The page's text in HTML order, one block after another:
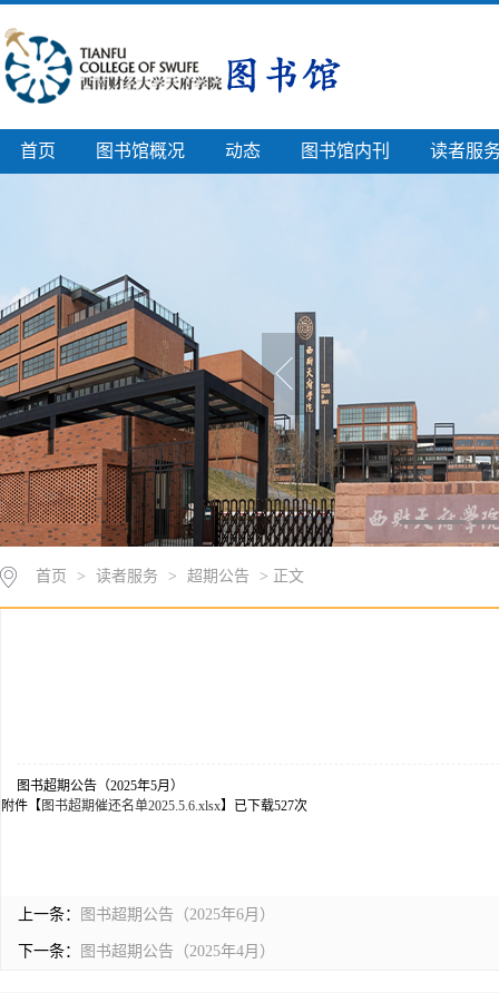
首页 图书馆概况 动态 图书馆内刊 读者服
首页 > 读者服务 > 超期公告 > 正文
图书超期公告（2025年5月）
附件【图书超期催还名单2025.5.6.xlsx】已下载527次
上一条： 图书超期公告（2025年6月）
下一条： 图书超期公告（2025年4月）